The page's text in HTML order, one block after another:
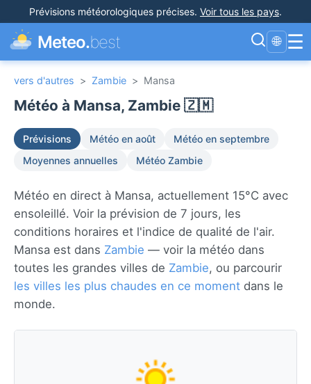
Prévisions météorologiques précises. Voir tous les pays.
Meteo.best 🌐 ☰
vers d'autres > Zambie > Mansa
Météo à Mansa, Zambie 🇿🇲
Prévisions Météo en août
Météo en septembre
Moyennes annuelles
Météo Zambie
Météo en direct à Mansa, actuellement 15°C avec
ensoleillé. Voir la prévision de 7 jours, les
conditions horaires et l'indice de qualité de l'air.
Mansa est dans Zambie — voir la météo dans
toutes les grandes villes de Zambie, ou parcourir
les villes les plus chaudes en ce moment dans le
monde.